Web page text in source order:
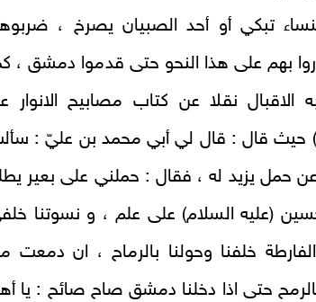
تبكي أو أحد الصبيان يصرخ ،
بهم على هذا النحو حتى قدموا دمشق ،
الاقبال نقلا عن كتاب مصابيح الانوار
حيث قال : قال لي أبي محمد بن عليّ :
حمل يزيد له ، فقال : حملني على بعير
(عليه السلام) على علم ، و نسوتنا
خلفنا وحولنا بالرماح ، ان دمعت
حتى اذا دخلنا دمشق صاح صائح : يا